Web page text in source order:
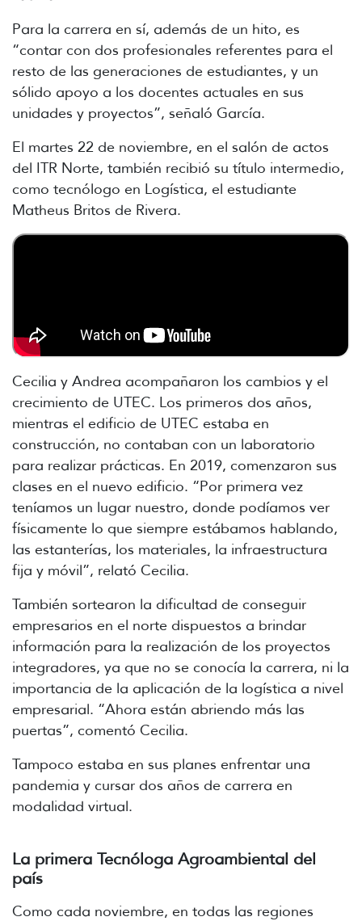
Para la carrera en sí, además de un hito, es
“contar con dos profesionales referentes para el
resto de las generaciones de estudiantes, y un
sólido apoyo a los docentes actuales en sus
unidades y proyectos”, señaló García.
El martes 22 de noviembre, en el salón de actos
del ITR Norte, también recibió su título intermedio,
como tecnólogo en Logística, el estudiante
Matheus Britos de Rivera.
Cecilia y Andrea acompañaron los cambios y el
crecimiento de UTEC. Los primeros dos años,
mientras el edificio de UTEC estaba en
construcción, no contaban con un laboratorio
para realizar prácticas. En 2019, comenzaron sus
clases en el nuevo edificio. “Por primera vez
teníamos un lugar nuestro, donde podíamos ver
físicamente lo que siempre estábamos hablando,
las estanterías, los materiales, la infraestructura
fija y móvil”, relató Cecilia.
También sortearon la dificultad de conseguir
empresarios en el norte dispuestos a brindar
información para la realización de los proyectos
integradores, ya que no se conocía la carrera, ni la
importancia de la aplicación de la logística a nivel
empresarial. “Ahora están abriendo más las
puertas”, comentó Cecilia.
Tampoco estaba en sus planes enfrentar una
pandemia y cursar dos años de carrera en
modalidad virtual.
La primera Tecnóloga Agroambiental del
país
Como cada noviembre, en todas las regiones